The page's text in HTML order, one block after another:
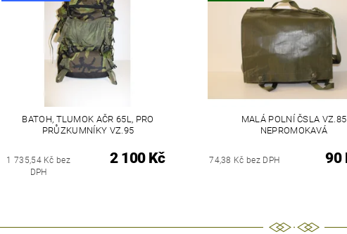
BATOH, TLUMOK AČR 65L, PRO
PRŮZKUMNÍKY VZ.95
1 735,54 Kč bez
DPH
2 100 Kč
MALÁ POLNÍ ČSLA VZ.85
NEPROMOKAVÁ
74,38 Kč bez DPH 90